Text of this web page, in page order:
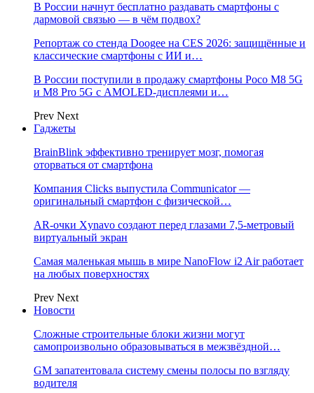
В России начнут бесплатно раздавать смартфоны с
дармовой связью — в чём подвох?
Репортаж со стенда Doogee на CES 2026: защищённые и
классические смартфоны с ИИ и…
В России поступили в продажу смартфоны Poco M8 5G
и M8 Pro 5G с AMOLED-дисплеями и…
Prev Next
Гаджеты
BrainBlink эффективно тренирует мозг, помогая
оторваться от смартфона
Компания Clicks выпустила Communicator —
оригинальный смартфон с физической…
AR-очки Xynavo создают перед глазами 7,5-метровый
виртуальный экран
Самая маленькая мышь в мире NanoFlow i2 Air работает
на любых поверхностях
Prev Next
Новости
Сложные строительные блоки жизни могут
самопроизвольно образовываться в межзвёздной…
GM запатентовала систему смены полосы по взгляду
водителя